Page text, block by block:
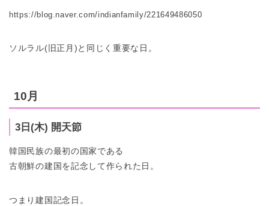
https://blog.naver.com/indianfamily/221649486050
ソルラル(旧正月)と同じく重要な日。
10月
3日(木) 開天節
韓国民族の最初の国家である
古朝鮮の建国を記念して作られた日。
つまり建国記念日。